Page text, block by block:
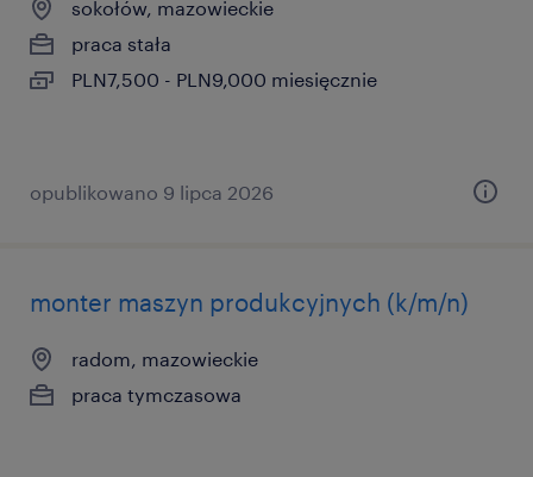
sokołów, mazowieckie
praca stała
PLN7,500 - PLN9,000 miesięcznie
opublikowano 9 lipca 2026
monter maszyn produkcyjnych (k/m/n)
radom, mazowieckie
praca tymczasowa